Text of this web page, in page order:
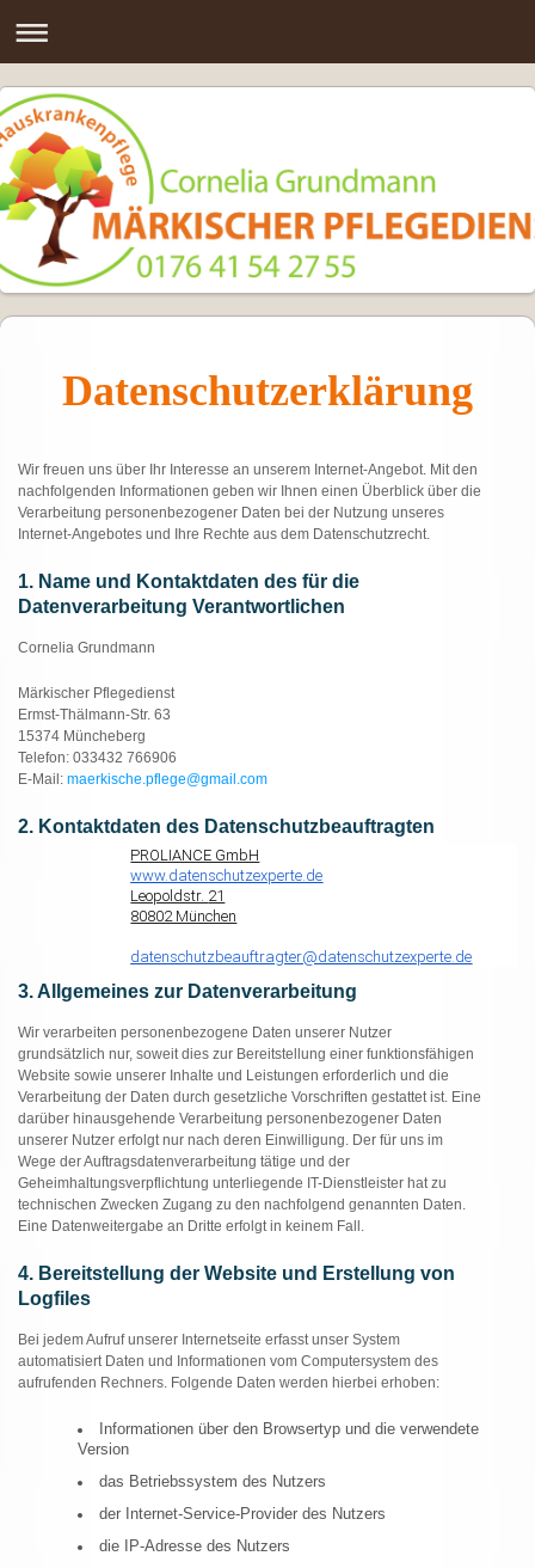
Datenschutzerklärung
Wir freuen uns über Ihr Interesse an unserem Internet-Angebot. Mit den
nachfolgenden Informationen geben wir Ihnen einen Überblick über die
Verarbeitung personenbezogener Daten bei der Nutzung unseres
Internet-Angebotes und Ihre Rechte aus dem Datenschutzrecht.
1. Name und Kontaktdaten des für die
Datenverarbeitung Verantwortlichen
Cornelia Grundmann
Märkischer Pflegedienst
Ermst-Thälmann-Str. 63
15374 Müncheberg
Telefon: 033432 766906
E-Mail: maerkische.pflege@gmail.com
2. Kontaktdaten des Datenschutzbeauftragten
PROLIANCE GmbH
www.datenschutzexperte.de
Leopoldstr. 21
80802 München
datenschutzbeauftragter@datenschutzexperte.de
3. Allgemeines zur Datenverarbeitung
Wir verarbeiten personenbezogene Daten unserer Nutzer
grundsätzlich nur, soweit dies zur Bereitstellung einer funktionsfähigen
Website sowie unserer Inhalte und Leistungen erforderlich und die
Verarbeitung der Daten durch gesetzliche Vorschriften gestattet ist. Eine
darüber hinausgehende Verarbeitung personenbezogener Daten
unserer Nutzer erfolgt nur nach deren Einwilligung. Der für uns im
Wege der Auftragsdatenverarbeitung tätige und der
Geheimhaltungsverpflichtung unterliegende IT-Dienstleister hat zu
technischen Zwecken Zugang zu den nachfolgend genannten Daten.
Eine Datenweitergabe an Dritte erfolgt in keinem Fall.
4. Bereitstellung der Website und Erstellung von
Logfiles
Bei jedem Aufruf unserer Internetseite erfasst unser System
automatisiert Daten und Informationen vom Computersystem des
aufrufenden Rechners. Folgende Daten werden hierbei erhoben:
Informationen über den Browsertyp und die verwendete
Version
das Betriebssystem des Nutzers
der Internet-Service-Provider des Nutzers
die IP-Adresse des Nutzers